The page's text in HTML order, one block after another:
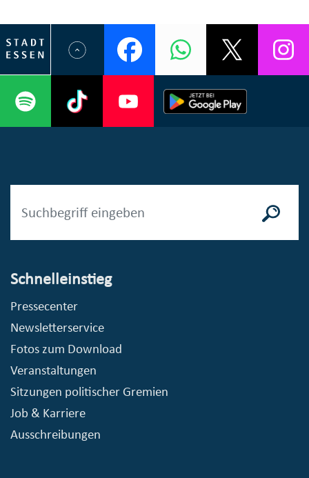
Schnelleinstieg
Pressecenter
Newsletterservice
Fotos zum Download
Veranstaltungen
Sitzungen politischer Gremien
Job & Karriere
Ausschreibungen